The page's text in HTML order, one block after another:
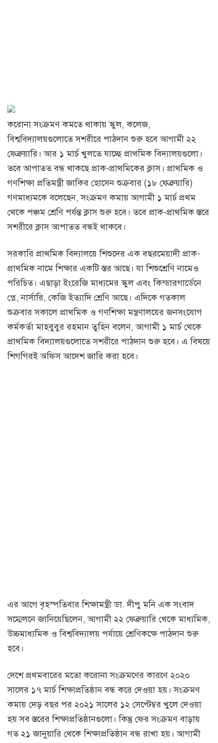
করোনা সংক্রমণ কমতে থাকায় স্কুল, কলেজ,
বিশ্ববিদ্যালয়গুলোতে সশরীরে পাঠদান শুরু হবে আগামী ২২
ফেব্রুয়ারি। আর ১ মার্চ খুলতে যাচ্ছে প্রাথমিক বিদ্যালয়গুলো।
তবে আপাতত বন্ধ থাকছে প্রাক-প্রাথমিকের ক্লাস। প্রাথমিক ও
গণশিক্ষা প্রতিমন্ত্রী জাকির হোসেন শুক্রবার (১৮ ফেব্রুয়ারি)
গণমাধ্যমকে বলেছেন, সংক্রমণ কমায় আগামী ১ মার্চ প্রথম
থেকে পঞ্চম শ্রেণি পর্যন্ত ক্লাস শুরু হবে। তবে প্রাক-প্রাথমিক স্তরে
সশরীরে ক্লাস আপাতত বন্ধই থাকবে।
সরকারি প্রাথমিক বিদ্যালয়ে শিশুদের এক বছরমেয়াদী প্রাক-
প্রাথমিক নামে শিক্ষার একটি স্তর আছে। যা শিশুশ্রেণি নামেও
পরিচিত। এছাড়া ইংরেজি মাধ্যমের স্কুল এবং কিন্ডারগার্ডেনে
প্লে, নার্সারি, কেজি ইত্যাদি শ্রেণি আছে। এদিকে গতকাল
শুক্রবার সকালে প্রাথমিক ও গণশিক্ষা মন্ত্রণালয়ের জনসংযোগ
কর্মকর্তা মাহবুবুর রহমান তুহিন বলেন, আগামী ১ মার্চ থেকে
প্রাথমিক বিদ্যালয়গুলোতে সশরীরে পাঠদান শুরু হবে। এ বিষয়ে
শিগগিরই অফিস আদেশ জারি করা হবে।
এর আগে বৃহস্পতিবার শিক্ষামন্ত্রী ডা. দীপু মনি এক সংবাদ
সম্মেলনে জানিয়েছিলেন, আগামী ২২ ফেব্রুয়ারি থেকে মাধ্যমিক,
উচ্চমাধ্যমিক ও বিশ্ববিদ্যালয় পর্যায়ে শ্রেণিকক্ষে পাঠদান শুরু
হবে।
দেশে প্রথমবারের মতো করোনা সংক্রমণের কারণে ২০২০
সালের ১৭ মার্চ শিক্ষাপ্রতিষ্ঠান বন্ধ করে দেওয়া হয়। সংক্রমণ
কমায় দেড় বছর পর ২০২১ সালের ১২ সেপ্টেম্বর খুলে দেওয়া
হয় সব স্তরের শিক্ষাপ্রতিষ্ঠানগুলো। কিন্তু ফের সংক্রমণ বাড়ায়
গত ২১ জানুয়ারি থেকে শিক্ষাপ্রতিষ্ঠান বন্ধ রাখা হয়। আগামী